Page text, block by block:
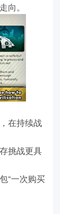
向。
在持续战
挑战更具
“一次购买